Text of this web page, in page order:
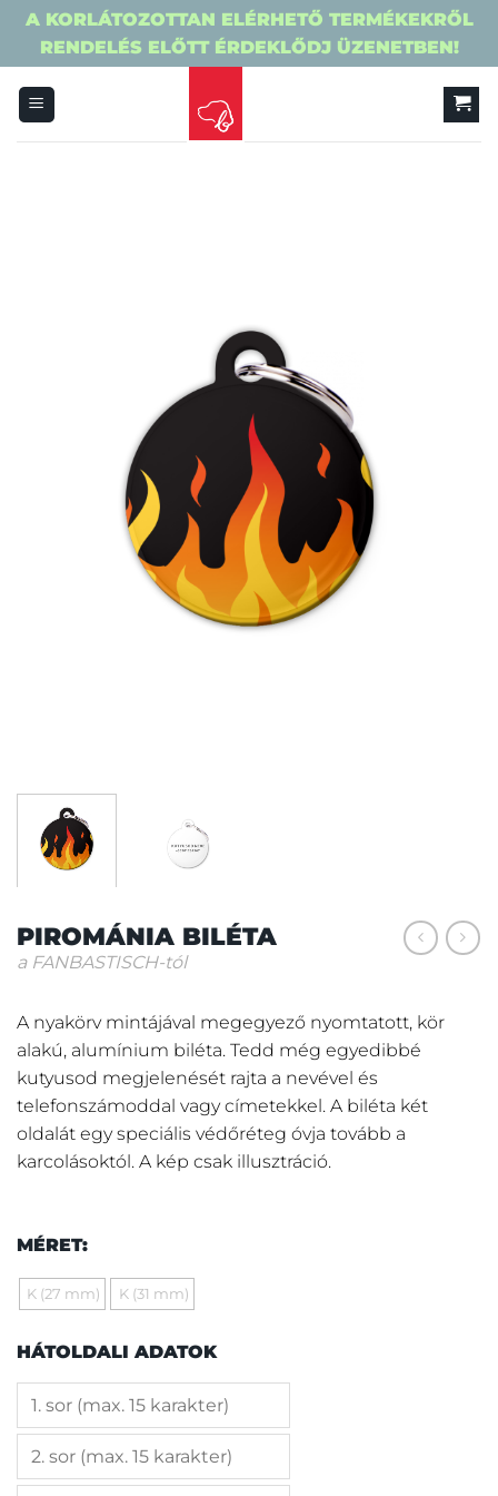
A KORLÁTOZOTTAN ELÉRHETŐ TERMÉKEKRŐL
RENDELÉS ELŐTT ÉRDEKLŐDJ ÜZENETBEN!
PIROMÁNIA BILÉTA
a FANBASTISCH-tól
A nyakörv mintájával megegyező nyomtatott, kör
alakú, alumínium biléta. Tedd még egyedibbé
kutyusod megjelenését rajta a nevével és
telefonszámoddal vagy címetekkel. A biléta két
oldalát egy speciális védőréteg óvja tovább a
karcolásoktól. A kép csak illusztráció.
MÉRET:
K (27 mm) K (31 mm)
HÁTOLDALI ADATOK